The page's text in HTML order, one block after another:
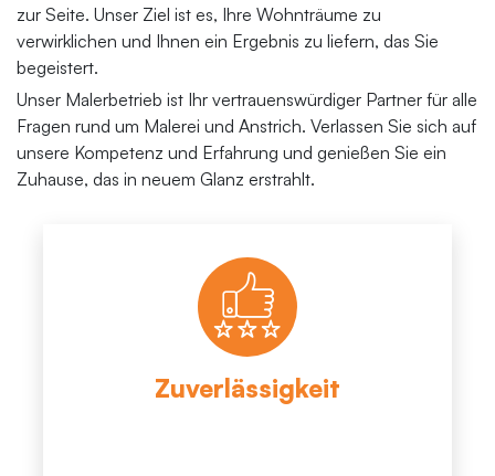
zur Seite. Unser Ziel ist es, Ihre Wohnträume zu
verwirklichen und Ihnen ein Ergebnis zu liefern, das Sie
begeistert.
Unser Malerbetrieb ist Ihr vertrauenswürdiger Partner für alle
Fragen rund um Malerei und Anstrich. Verlassen Sie sich auf
unsere Kompetenz und Erfahrung und genießen Sie ein
Zuhause, das in neuem Glanz erstrahlt.
Zuverlässigkeit